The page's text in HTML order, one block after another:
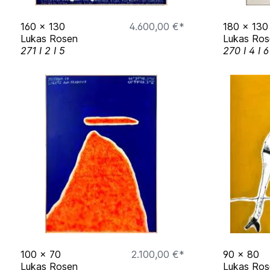
52064 Aachen
Gruppen Ausstellung
NOSW
Galerie Neurotitan
Hackesche Höfe, Berlin
Gruppen Ausstellung
160 x 130
4.600,00 €*
Lukas Rosen
271 I 2 I 5
180 x 130
Lukas
270 I 4 I 6
100 x 70
2.100,00 €*
Lukas Rosen
90 x 80
Lukas